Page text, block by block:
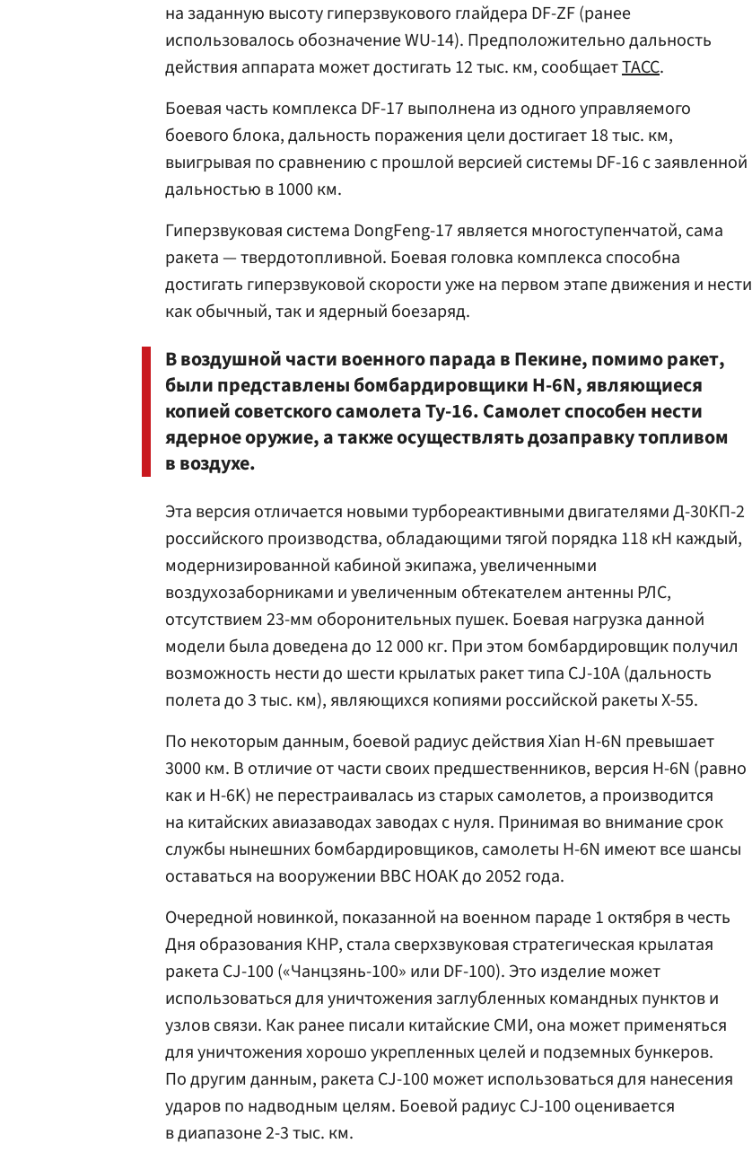
на заданную высоту гиперзвукового глайдера DF-ZF (ранее
использовалось обозначение WU-14). Предположительно дальность
действия аппарата может достигать 12 тыс. км, сообщаетТАСС.
Боевая часть комплекса DF-17 выполнена из одного управляемого
боевого блока, дальность поражения цели достигает 18 тыс. км,
выигрывая по сравнению с прошлой версией системы DF-16 с заявленной
дальностью в 1000 км.
Гиперзвуковая система DongFeng-17 является многоступенчатой, сама
ракета — твердотопливной. Боевая головка комплекса способна
достигать гиперзвуковой скорости уже на первом этапе движения и нести
как обычный, так и ядерный боезаряд.
В воздушной части военного парада в Пекине, помимо ракет,
были представлены бомбардировщики H-6N, являющиеся
копией советского самолета Ту-16. Самолет способен нести
ядерное оружие, а также осуществлять дозаправку топливом
в воздухе.
Эта версия отличается новыми турбореактивными двигателями Д-30КП-2
российского производства, обладающими тягой порядка 118 кН каждый,
модернизированной кабиной экипажа, увеличенными
воздухозаборниками и увеличенным обтекателем антенны РЛС,
отсутствием 23-мм оборонительных пушек. Боевая нагрузка данной
модели была доведена до 12 000 кг. При этом бомбардировщик получил
возможность нести до шести крылатых ракет типа CJ-10A (дальность
полета до 3 тыс. км), являющихся копиями российской ракеты Х-55.
По некоторым данным, боевой радиус действия Xian H-6N превышает
3000 км. В отличие от части своих предшественников, версия H-6N (равно
как и H-6K) не перестраивалась из старых самолетов, а производится
на китайских авиазаводах заводах с нуля. Принимая во внимание срок
службы нынешних бомбардировщиков, самолеты H-6N имеют все шансы
оставаться на вооружении ВВС НОАК до 2052 года.
Очередной новинкой, показанной на военном параде 1 октября в честь
Дня образования КНР, стала сверхзвуковая стратегическая крылатая
ракета CJ-100 («Чанцзянь-100» или DF-100). Это изделие может
использоваться для уничтожения заглубленных командных пунктов и
узлов связи. Как ранее писали китайские СМИ, она может применяться
для уничтожения хорошо укрепленных целей и подземных бункеров.
По другим данным, ракета CJ-100 может использоваться для нанесения
ударов по надводным целям. Боевой радиус CJ-100 оценивается
в диапазоне 2-3 тыс. км.